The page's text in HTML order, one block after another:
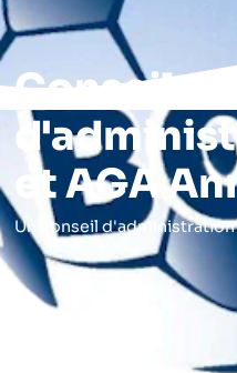
Conseil
et AGA
Un conseil